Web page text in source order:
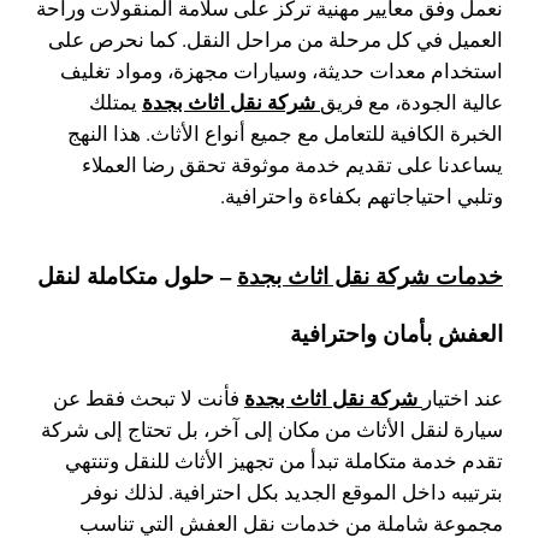
نعمل وفق معايير مهنية تركز على سلامة المنقولات وراحة
العميل في كل مرحلة من مراحل النقل. كما نحرص على
استخدام معدات حديثة، وسيارات مجهزة، ومواد تغليف
عالية الجودة، مع فريق شركة نقل اثاث بجدة يمتلك
الخبرة الكافية للتعامل مع جميع أنواع الأثاث. هذا النهج
يساعدنا على تقديم خدمة موثوقة تحقق رضا العملاء
وتلبي احتياجاتهم بكفاءة واحترافية.
خدمات شركة نقل اثاث بجدة– حلول متكاملة لنقل
العفش بأمان واحترافية
عند اختيار شركة نقل اثاث بجدة فأنت لا تبحث فقط عن
سيارة لنقل الأثاث من مكان إلى آخر، بل تحتاج إلى شركة
تقدم خدمة متكاملة تبدأ من تجهيز الأثاث للنقل وتنتهي
بترتيبه داخل الموقع الجديد بكل احترافية. لذلك نوفر
مجموعة شاملة من خدمات نقل العفش التي تناسب